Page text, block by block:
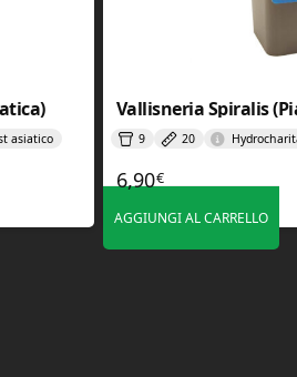
asiatico
Vallisneria Spiralis
9 20
6,90€
AGGIUNGI AL CARRELLO